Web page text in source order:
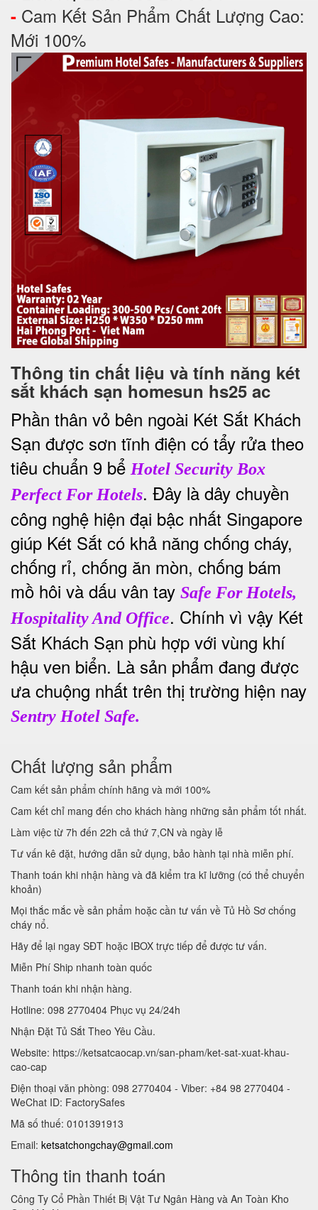
- Cam Kết Sản Phẩm Chất Lượng Cao:
Mới 100%
Thông tin chất liệu và tính năng két
sắt khách sạn homesun hs25 ac
Phần thân vỏ bên ngoài Két Sắt Khách
Sạn được sơn tĩnh điện có tẩy rửa theo
tiêu chuẩn 9 bể Hotel Security Box
Perfect For Hotels. Đây là dây chuyền
công nghệ hiện đại bậc nhất Singapore
giúp Két Sắt có khả năng chống cháy,
chống rỉ, chống ăn mòn, chống bám
mồ hôi và dấu vân tay Safe For Hotels,
Hospitality And Office. Chính vì vậy Két
Sắt Khách Sạn phù hợp với vùng khí
hậu ven biển. Là sản phẩm đang được
ưa chuộng nhất trên thị trường hiện nay
Sentry Hotel Safe.
Chất lượng sản phẩm
Cam kết sản phẩm chính hãng và mới 100%
Cam kết chỉ mang đến cho khách hàng những sản phẩm tốt nhất.
Làm việc từ 7h đến 22h cả thứ 7,CN và ngày lễ
Tư vấn kê đặt, hướng dẫn sử dụng, bảo hành tại nhà miễn phí.
Thanh toán khi nhận hàng và đã kiểm tra kĩ lưỡng (có thể chuyển
khoản)
Mọi thắc mắc về sản phẩm hoặc cần tư vấn về Tủ Hồ Sơ chống
cháy nổ.
Hãy để lại ngay SĐT hoặc IBOX trực tiếp để được tư vấn.
Miễn Phí Ship nhanh toàn quốc
Thanh toán khi nhận hàng.
Hotline: 098 2770404 Phục vụ 24/24h
Nhận Đặt Tủ Sắt Theo Yêu Cầu.
Website: https://ketsatcaocap.vn/san-pham/ket-sat-xuat-khau-
cao-cap
Điện thoại văn phòng: 098 2770404 - Viber: +84 98 2770404 -
WeChat ID: FactorySafes
Mã số thuế: 0101391913
Email: ketsatchongchay@gmail.com
Thông tin thanh toán
Công Ty Cổ Phần Thiết Bị Vật Tư Ngân Hàng và An Toàn Kho